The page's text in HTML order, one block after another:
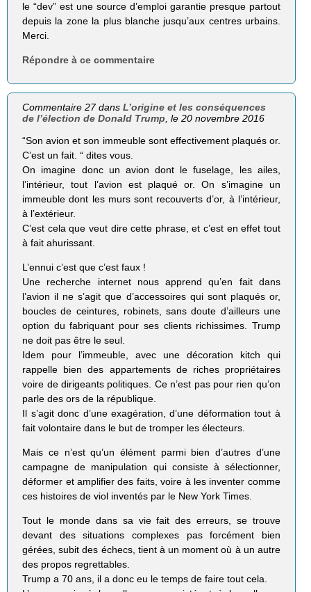
le “dev” est une source d’emploi garantie presque partout
depuis la zone la plus blanche jusqu’aux centres urbains.
Merci.
Répondre à ce commentaire
Commentaire 27 dansL’origine et les conséquences
de l’élection de Donald Trump , le 20 novembre 2016
“Son avion et son immeuble sont effectivement plaqués or.
C’est un fait. “ dites vous.
On imagine donc un avion dont le fuselage, les ailes,
l’intérieur, tout l’avion est plaqué or. On s’imagine un
immeuble dont les murs sont recouverts d’or, à l’intérieur,
à l’extérieur.
C’est cela que veut dire cette phrase, et c’est en effet tout
à fait ahurissant.
L’ennui c’est que c’est faux !
Une recherche internet nous apprend qu’en fait dans
l’avion il ne s’agit que d’accessoires qui sont plaqués or,
boucles de ceintures, robinets, sans doute d’ailleurs une
option du fabriquant pour ses clients richissimes. Trump
ne doit pas être le seul.
Idem pour l’immeuble, avec une décoration kitch qui
rappelle bien des appartements de riches propriétaires
voire de dirigeants politiques. Ce n’est pas pour rien qu’on
parle des ors de la république.
Il s’agit donc d’une exagération, d’une déformation tout à
fait volontaire dans le but de tromper les électeurs.
Mais ce n’est qu’un élément parmi bien d’autres d’une
campagne de manipulation qui consiste à sélectionner,
déformer et amplifier des faits, voire à les inventer comme
ces histoires de viol inventés par le New York Times.
Tout le monde dans sa vie fait des erreurs, se trouve
devant des situations complexes pas forcément bien
gérées, subit des échecs, tient à un moment où à un autre
des propos regrettables.
Trump a 70 ans, il a donc eu le temps de faire tout cela.